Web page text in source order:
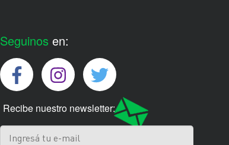
Seguinos en:
Recibe nuestro newsletter: